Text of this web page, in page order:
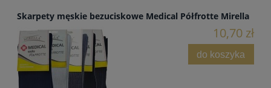
Skarpety męskie bezuciskowe Medical Półfrotte Mirella
10,70 zł
do koszyka